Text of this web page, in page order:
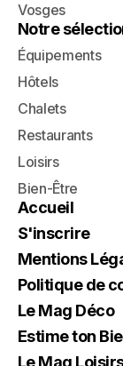
Vosges
Notre
Équipements
Hôtels
Chalets
Restaurants
Loisirs
Bien-Être
Accueil
S'inscrire
Mentions
Politique de
Le Mag Déco
Estime ton
Le Mag